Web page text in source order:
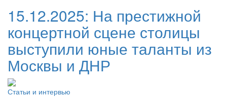
15.12.2025: На престижной
концертной сцене столицы
выступили юные таланты из
Москвы и ДНР
Статьи и интервью